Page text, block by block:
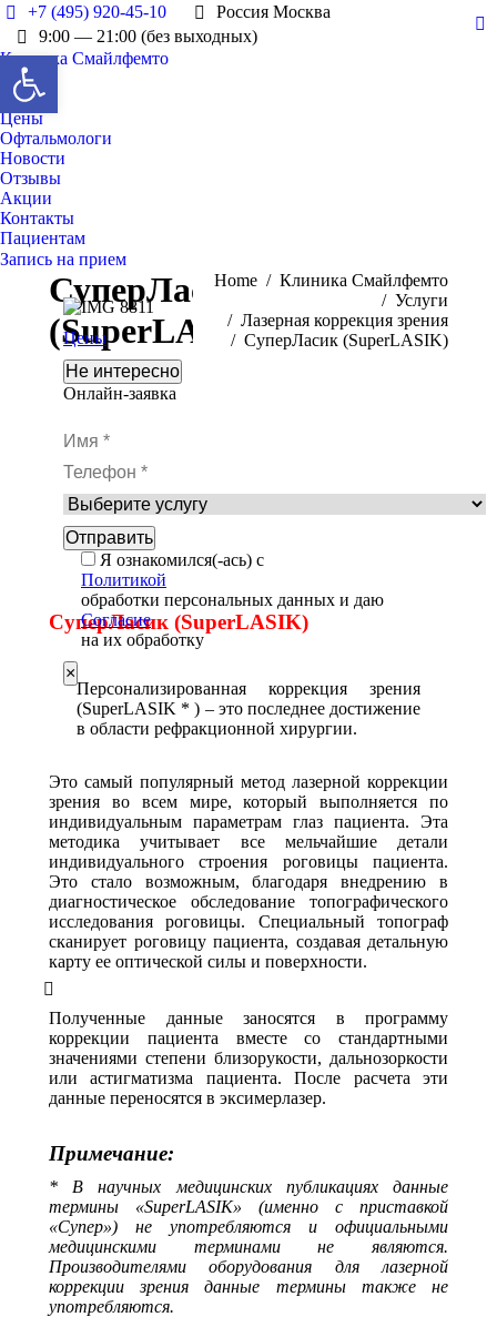
+7 (495) 920-45-10
Россия Москва
9:00 — 21:00 (без выходных)
Клиника Смайлфемто
О нас
Услуги
Цены
Офтальмологи
Новости
Отзывы
Акции
Контакты
Пациентам
Запись на прием
СуперЛасик
(SuperLASIK)
You are here:
Home
Клиника Смайлфемто
Услуги
Лазерная коррекция зрения
СуперЛасик (SuperLASIK)
СуперЛасик (SuperLASIK)
Персонализированная коррекция зрения
(SuperLASIK * ) – это последнее достижение
в области рефракционной хирургии.
Это самый популярный метод лазерной коррекции
зрения во всем мире, который выполняется по
индивидуальным параметрам глаз пациента. Эта
методика учитывает все мельчайшие детали
индивидуального строения роговицы пациента.
Это стало возможным, благодаря внедрению в
диагностическое обследование топографического
исследования роговицы. Специальный топограф
сканирует роговицу пациента, создавая детальную
карту ее оптической силы и поверхности.
Полученные данные заносятся в программу
коррекции пациента вместе со стандартными
значениями степени близорукости, дальнозоркости
или астигматизма пациента. После расчета эти
данные переносятся в эксимерлазер.
Примечание:
* В научных медицинских публикациях данные
термины «SuperLASIK» (именно с приставкой
«Супер») не употребляются и официальными
медицинскими терминами не являются.
Производителями оборудования для лазерной
коррекции зрения данные термины также не
употребляются.
Цены
Не интересно
Онлайн-заявка
Я ознакомился(-ась) с
Политикой
обработки персональных данных и даю
Согласие
на их обработку
×
Открыть панель инструментов